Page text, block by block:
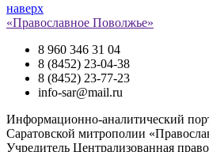
наверх
«Православное Поволжье»
8 960 346 31 04
8 (8452) 23-04-38
8 (8452) 23-77-23
info-sar@mail.ru
Информационно-аналитический
Саратовской митрополии
Учредитель Централизованная